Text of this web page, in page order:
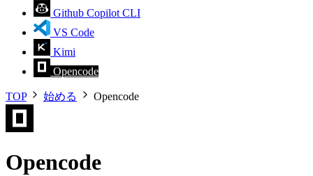
Github Copilot CLI
VS Code
Kimi
Opencode
TOP 始める Opencode
Opencode